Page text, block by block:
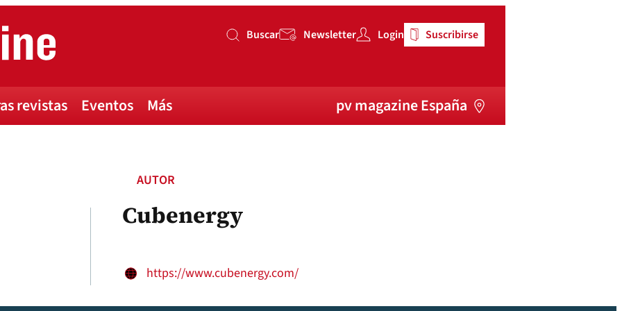
Buscar
Buscar Newsletter Login Suscribirse
revistas Eventos Más pv magazine España
AUTOR
Cubenergy
https://www.cubenergy.com/